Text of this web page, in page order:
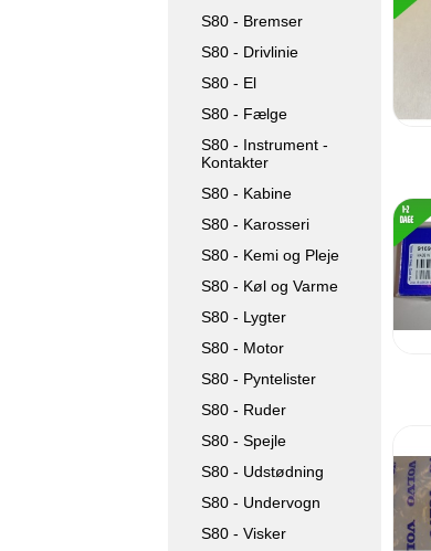
S80 - Bremser
S80 - Drivlinie
S80 - El
S80 - Fælge
S80 - Instrument -
Kontakter
S80 - Kabine
S80 - Karosseri
S80 - Kemi og Pleje
S80 - Køl og Varme
S80 - Lygter
S80 - Motor
S80 - Pyntelister
S80 - Ruder
S80 - Spejle
S80 - Udstødning
S80 - Undervogn
S80 - Visker